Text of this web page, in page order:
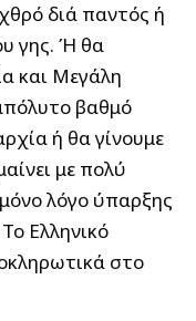
διά παντός ή
γης. Ή θα
και Μεγάλη
βαθμό
ή θα γίνουμε
με πολύ
λόγο ύπαρξης
Ελληνικό
στο